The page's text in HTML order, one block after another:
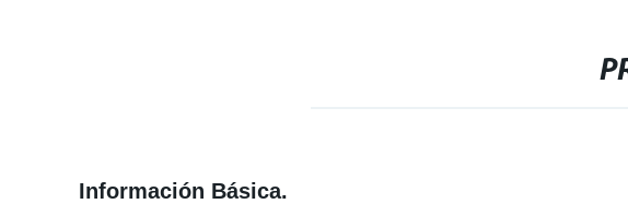
Información Básica.